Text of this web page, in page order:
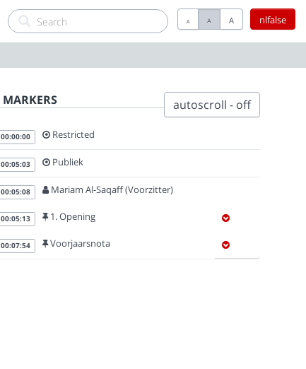
nlfalse
A A A
MARKERS autoscroll - off
00:00:00 Restricted
00:05:03 Publiek
00:05:08 Mariam Al-Saqaff (Voorzitter)
00:05:13 1. Opening
00:07:54 Voorjaarsnota